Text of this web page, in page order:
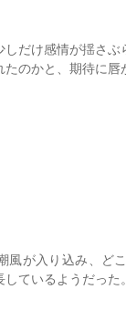
だけ感情が揺さぶ
のかと、期待に唇
風が入り込み、ど
ているようだった。